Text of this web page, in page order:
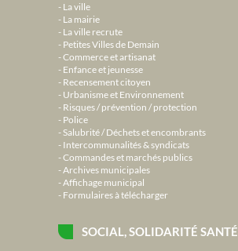
La ville
La mairie
La ville recrute
Petites Villes de Demain
Commerce et artisanat
Enfance et jeunesse
Recensement citoyen
Urbanisme et Environnement
Risques / prévention / protection
Police
Salubrité / Déchets et encombrants
Intercommunalités & syndicats
Commandes et marchés publics
Archives municipales
Affichage municipal
Formulaires à télécharger
SOCIAL, SOLIDARITÉ SANTÉ